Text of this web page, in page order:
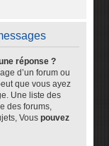
réponse ?
d’un forum ou
que vous ayez
Une liste des
des forums,
Vouspouvez